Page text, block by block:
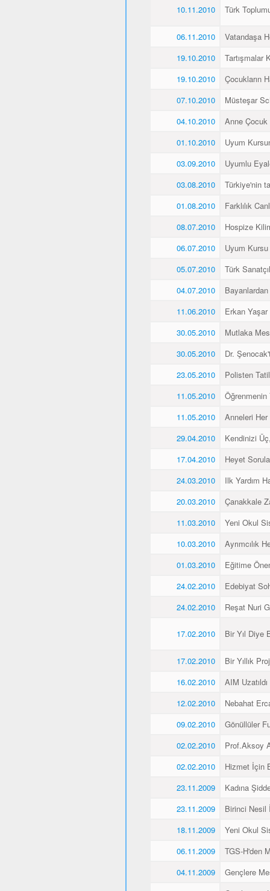
10.11.2010 Türk
06.11.2010
Vatandaşa
19.10.2010
Tartışmalar
19.10.2010
Çocukların
07.10.2010
Müsteşar
04.10.2010
Anne
01.10.2010
Uyum
03.09.2010
Uyumlu
03.08.2010
Türkiye'nin
01.08.2010
Farklılık
08.07.2010
Hospize
06.07.2010
Uyum
05.07.2010
Türk
04.07.2010
11.06.2010
Erkan Yaşar
30.05.2010
Mutlaka
30.05.2010
Dr.
23.05.2010
Polisten
11.05.2010
Öğrenmenin
11.05.2010
Anneleri Her
29.04.2010
Kendinizi
17.04.2010
Heyet
24.03.2010
Ilk Yardım
20.03.2010
Çanakkale
11.03.2010
Yeni Okul
10.03.2010
Ayrımcılık
01.03.2010
Eğitime
24.02.2010
Edebiyat
24.02.2010
Reşat Nuri
17.02.2010 Bir Yıl Diye
17.02.2010
Bir Yıllık
16.02.2010
AIM Uzatıldı
12.02.2010
Nebahat
09.02.2010
Gönüllüler
02.02.2010
Prof.Aksoy
02.02.2010
Hizmet İçin
23.11.2009
Kadına
23.11.2009
Birinci Nesil
18.11.2009
Yeni Okul
06.11.2009
TGS-H'den
04.11.2009
Gençlere